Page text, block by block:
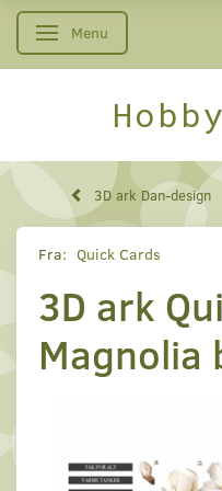
Skifte navigation
Menu
3D ark Dan-design
Fra: Quick Cards
3D ark
Magnolia